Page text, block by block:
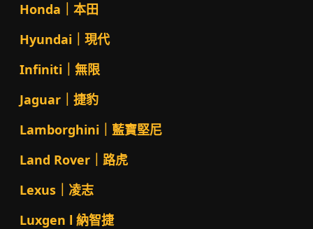
Honda｜本田
Hyundai｜現代
Infiniti｜無限
Jaguar｜捷豹
Lamborghini｜藍寶堅尼
Land Rover｜路虎
Lexus｜凌志
Luxgen l 納智捷